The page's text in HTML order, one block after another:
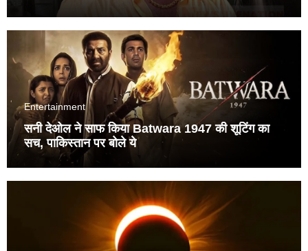
Entertainment
सनी देओल ने साफ किया Batwara 1947 की शूटिंग का
सच, पाकिस्तान पर बोले ये